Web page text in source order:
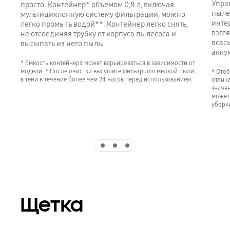
просто. Контейнер* объемом 0,8 л, включая
мультициклонную систему фильтрации, можно
легко промыть водой**. Контейнер легко снять,
не отсоединяя трубку от корпуса пылесоса и
высыпать из него пыль.
* Емкость контейнера может варьироваться в зависимости от
модели. * После очистки высушите фильтр для мелкой пыли
в тени в течение более чем 24 часов перед использованием.
*
может
Щетка